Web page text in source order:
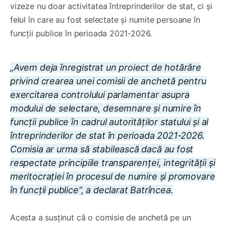
vizeze nu doar activitatea întreprinderilor de stat, ci și
felul în care au fost selectate și numite persoane în
funcții publice în perioada 2021-2026.
„Avem deja înregistrat un proiect de hotărâre
privind crearea unei comisii de anchetă pentru
exercitarea controlului parlamentar asupra
modului de selectare, desemnare și numire în
funcții publice în cadrul autorităților statului și al
întreprinderilor de stat în perioada 2021-2026.
Comisia ar urma să stabilească dacă au fost
respectate principiile transparenței, integrității și
meritocrației în procesul de numire și promovare
în funcții publice”, a declarat Batrîncea.
Acesta a susținut că o comisie de anchetă pe un